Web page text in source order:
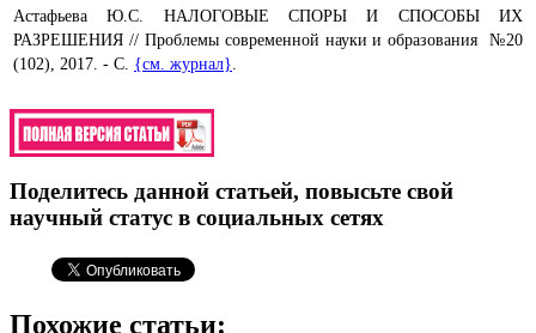
Астафьева Ю.С. НАЛОГОВЫЕ СПОРЫ И СПОСОБЫ ИХ
РАЗРЕШЕНИЯ // Проблемы современной науки и образования №20
(102), 2017. - С. {см. журнал}
Поделитесь данной статьей, повысьте свой
научный статус в социальных сетях
Похожие статьи: